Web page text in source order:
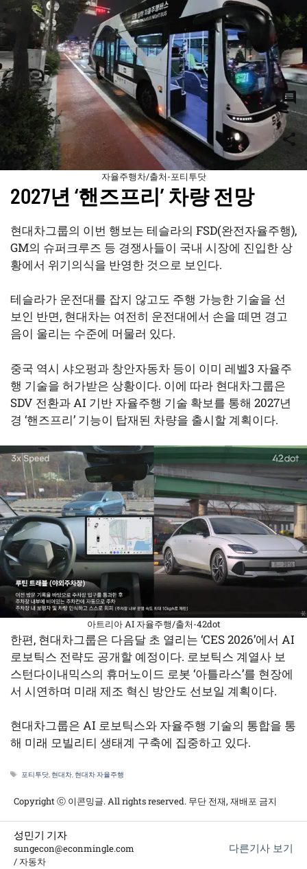
자율주행차/출처-포티투닷
2027년 ‘핸즈프리’ 차량 전망
현대차그룹의 이번 행보는 테슬라의 FSD(완전자율주행),
GM의 슈퍼크루즈 등 경쟁사들이 국내 시장에 진입한 상
황에서 위기의식을 반영한 것으로 보인다.
테슬라가 운전대를 잡지 않고도 주행 가능한 기술을 선
보인 반면, 현대차는 여전히 운전대에서 손을 떼면 경고
음이 울리는 수준에 머물러 있다.
중국 역시 샤오펑과 창안자동차 등이 이미 레벨3 자율주
행 기술을 허가받은 상황이다. 이에 따라 현대차그룹은
SDV 전환과 AI 기반 자율주행 기술 확보를 통해 2027년
경 ‘핸즈프리’ 기능이 탑재된 차량을 출시할 계획이다.
아트리아 AI 자율주행/출처-42dot
한편, 현대차그룹은 다음달 초 열리는 ‘CES 2026’에서 AI
로보틱스 전략도 공개할 예정이다. 로보틱스 계열사 보
스턴다이내믹스의 휴머노이드 로봇 ‘아틀라스’를 현장에
서 시연하며 미래 제조 혁신 방안도 선보일 계획이다.
현대차그룹은 AI 로보틱스와 자율주행 기술의 통합을 통
해 미래 모빌리티 생태계 구축에 집중하고 있다.
0
태
포티투닷,현대차,현대차 자율주행
Copyright ⓒ 이콘밍글. All rights reserved. 무단 전재, 재배포 금지
성민기 기자
sungecon@econmingle.com
/ 자동차
다른기사 보기